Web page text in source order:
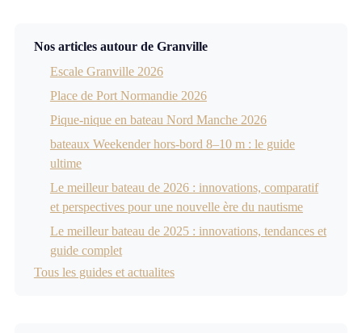
Nos articles autour de Granville
Escale Granville 2026
Place de Port Normandie 2026
Pique-nique en bateau Nord Manche 2026
bateaux Weekender hors-bord 8–10 m : le guide
ultime
Le meilleur bateau de 2026 : innovations, comparatif
et perspectives pour une nouvelle ère du nautisme
Le meilleur bateau de 2025 : innovations, tendances et
guide complet
Tous les guides et actualites